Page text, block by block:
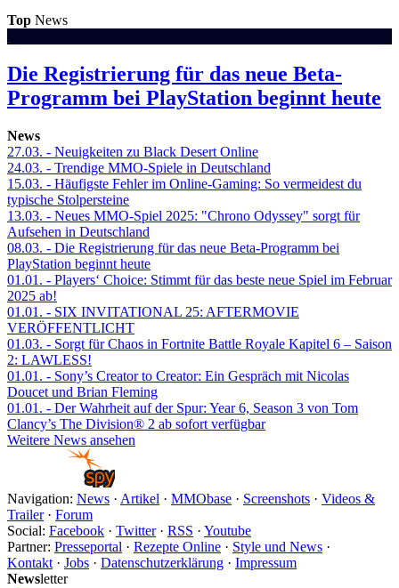
Top News
Die Registrierung für das neue Beta-
Programm bei PlayStation beginnt heute
News
27.03. - Neuigkeiten zu Black Desert Online
24.03. - Trendige MMO-Spiele in Deutschland
15.03. - Häufigste Fehler im Online-Gaming: So vermeidest du
typische Stolpersteine
13.03. - Neues MMO-Spiel 2025: "Chrono Odyssey" sorgt für
Aufsehen in Deutschland
08.03. - Die Registrierung für das neue Beta-Programm bei
PlayStation beginnt heute
01.01. - Players‘ Choice: Stimmt für das beste neue Spiel im Februar
2025 ab!
01.01. - SIX INVITATIONAL 25: AFTERMOVIE
VERÖFFENTLICHT
01.03. - Sorgt für Chaos in Fortnite Battle Royale Kapitel 6 – Saison
2: LAWLESS!
01.01. - Sony’s Creator to Creator: Ein Gespräch mit Nicolas
Doucet und Brian Fleming
01.01. - Der Wahrheit auf der Spur: Year 6, Season 3 von Tom
Clancy’s The Division® 2 ab sofort verfügbar
Weitere News ansehen
Navigation: News · Artikel · MMObase · Screenshots · Videos &
Trailer· Forum
Social: Facebook · Twitter· RSS · Youtube
Partner: Presseportal · Rezepte Online · Style und News ·
Kontakt · Jobs · Datenschutzerklärung · Impressum
Newsletter